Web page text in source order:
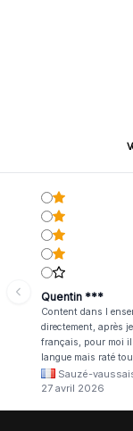
Quentin ***
Content dans l
directement, après
français, pour moi il
langue mais raté
Sauzé-
27 avril 2026